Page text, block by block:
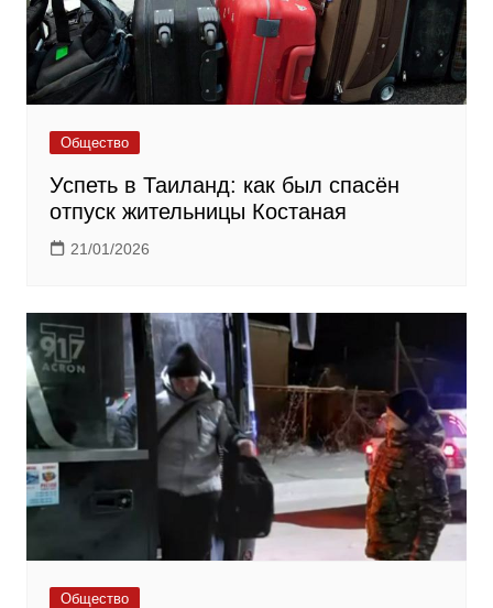
Общество
Успеть в Таиланд: как был спасён
отпуск жительницы Костаная
21/01/2026
Общество